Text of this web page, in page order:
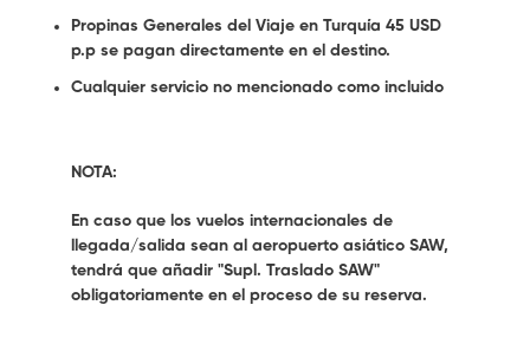
Propinas Generales del Viaje en Turquía 45 USD
p.p se pagan directamente en el destino.
Cualquier servicio no mencionado como incluido
NOTA:
En caso que los vuelos internacionales de
llegada/salida sean al aeropuerto asiático SAW,
tendrá que añadir "Supl. Traslado SAW"
obligatoriamente en el proceso de su reserva.